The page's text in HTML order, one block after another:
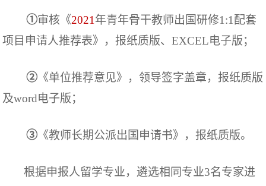
①审核 《2021 年青年骨干教师出国研修1:1 配套
项目申请人推荐表》
，报纸质版、EXCEL电子版；
② 《单位推荐意见》，领导签字盖章，报纸质版
及word电子版；
③ 《教师长期公派出国申请书》 ，报纸质版。
根据申报人留学专业，遴选相同专业3名专家进